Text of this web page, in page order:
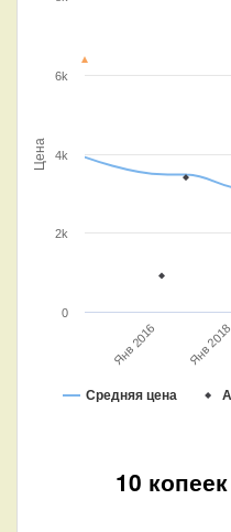
Цена
Средняя цена
Янв 2016 Янв 2018
0
2k
4k
6k
10